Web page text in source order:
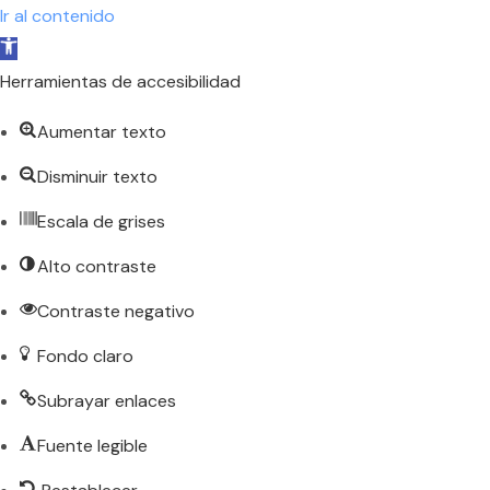
Ir al contenido
Abrir
barra
Herramientas de accesibilidad
Aumentar texto
Disminuir texto
Escala de grises
Alto contraste
Contraste negativo
Fondo claro
Subrayar enlaces
Fuente legible